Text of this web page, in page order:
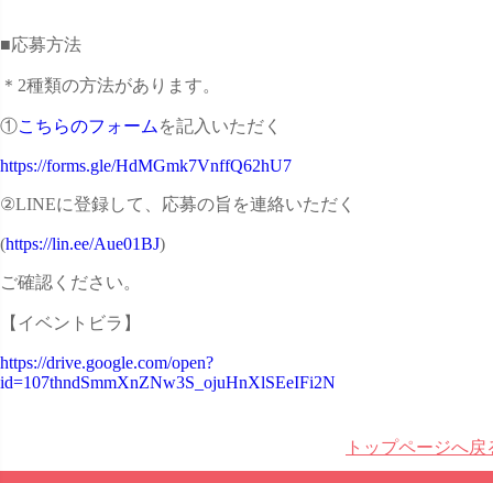
■応募方法
＊2種類の方法があります。
①こちらのフォーム を記入いただく
https://forms.gle/HdMGmk7VnffQ62hU7
②LINEに登録して、応募の旨を連絡いただく
(https://lin.ee/Aue01BJ)
ご確認ください。
【イベントビラ】
https://drive.google.com/open?
id=107thndSmmXnZNw3S_ojuHnXlSEeIFi2N
トップページへ戻